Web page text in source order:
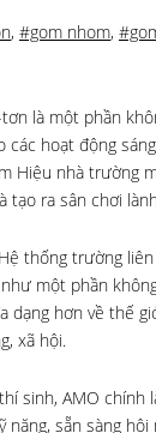
, #gom nhom,
là một phần
hoạt động
Hiệu nhà trường
ra sân chơi
thống trường
một phần
hơn về thế
xã hội.
sinh, AMO
sẵn sàng